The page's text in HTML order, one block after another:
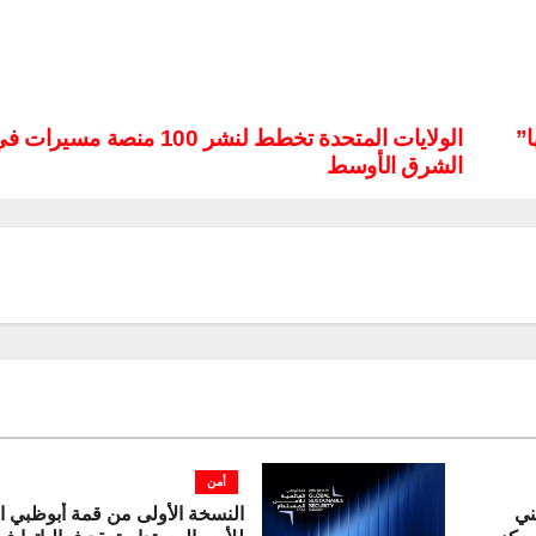
الولايات المتحدة تخطط لنشر 100 منصة
الشرق الأوسط
أمن
النسخة الأولى من قمة أبوظبي